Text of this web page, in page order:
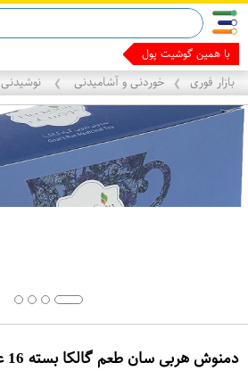
با همین گوشیت پول دربیار
بازار فوری ❯ خوردنی و آشامیدنی ❯ نوشیدنی
دمنوش هربی سان طعم گالکا بسته 16 عددی